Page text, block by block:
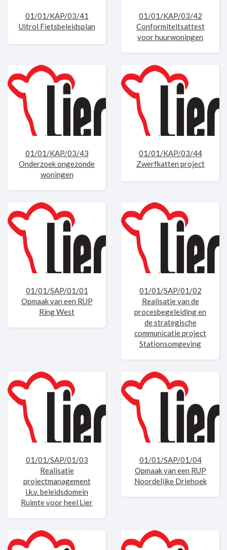
01/01/KAP/03/41
Uitrol Fietsbeleidsplan
01/01/KAP/03/42
Conformiteitsattest
voor huurwoningen
01/01/KAP/03/43
Onderzoek ongezonde
woningen
01/01/KAP/03/44
Zwerfkatten project
01/01/SAP/01/01
Opmaak van een RUP
Ring West
01/01/SAP/01/02
Realisatie van de
procesbegeleiding en
de strategische
communicatie project
Stationsomgeving
01/01/SAP/01/03
Realisatie
projectmanagement
i.k.v. beleidsdomein
Ruimte voor heel Lier
01/01/SAP/01/04
Opmaak van een RUP
Noordelijke Driehoek